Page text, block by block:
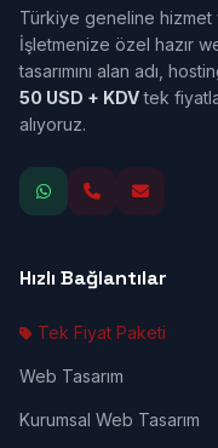
Türkiye geneline hizmet
İşletmenize özel hazır
tasarımını alan adı,
50 USD + KDVtek
alıyoruz.
Hızlı Bağlantılar
Tek Fiyat Paketi
Web Tasarım
Kurumsal Web Tasarım